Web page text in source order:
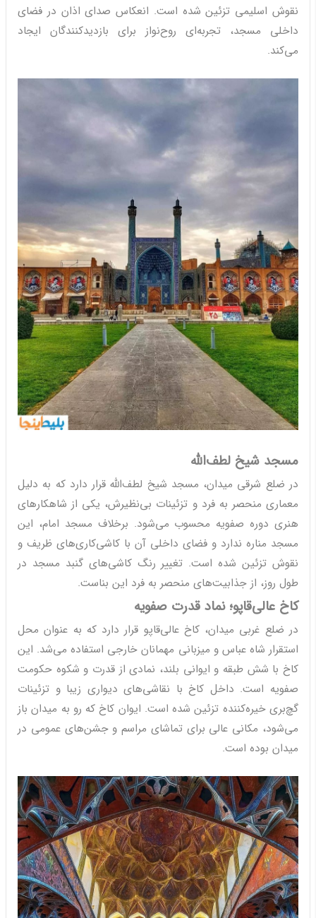
نقوش اسلیمی تزئین شده است. انعکاس صدای اذان در فضای
داخلی مسجد، تجربه‌ای روح‌نواز برای بازدیدکنندگان ایجاد
می‌کند.
مسجد شیخ لطف‌الله
در ضلع شرقی میدان، مسجد شیخ لطف‌الله قرار دارد که به دلیل
معماری منحصر به فرد و تزئینات بی‌نظیرش، یکی از شاهکارهای
هنری دوره صفویه محسوب می‌شود. برخلاف مسجد امام، این
مسجد مناره ندارد و فضای داخلی آن با کاشی‌کاری‌های ظریف و
نقوش تزئین شده است. تغییر رنگ کاشی‌های گنبد مسجد در
طول روز، از جذابیت‌های منحصر به فرد این بناست.
کاخ عالی‌قاپو؛ نماد قدرت صفویه
در ضلع غربی میدان، کاخ عالی‌قاپو قرار دارد که به عنوان محل
استقرار شاه عباس و میزبانی مهمانان خارجی استفاده می‌شد. این
کاخ با شش طبقه و ایوانی بلند، نمادی از قدرت و شکوه حکومت
صفویه است. داخل کاخ با نقاشی‌های دیواری زیبا و تزئینات
گچ‌بری خیره‌کننده تزئین شده است. ایوان کاخ که رو به میدان باز
می‌شود، مکانی عالی برای تماشای مراسم و جشن‌های عمومی در
میدان بوده است.